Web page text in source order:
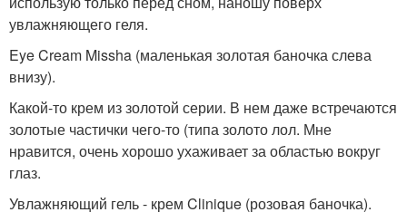
увлажняющего геля.
Eye Cream Missha (маленькая золотая баночка слева
внизу).
Какой-то крем из золотой серии. В нем даже встречаются
золотые частички чего-то (типа золото лол. Мне
нравится, очень хорошо ухаживает за областью вокруг
глаз.
Увлажняющий гель - крем Clinique (розовая баночка).